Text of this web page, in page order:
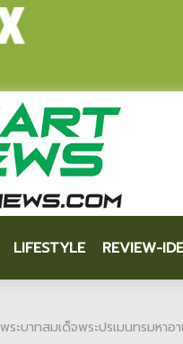
LIFESTYLE REVIEW-
าทสมเด็จพระปรเมนทรมหา